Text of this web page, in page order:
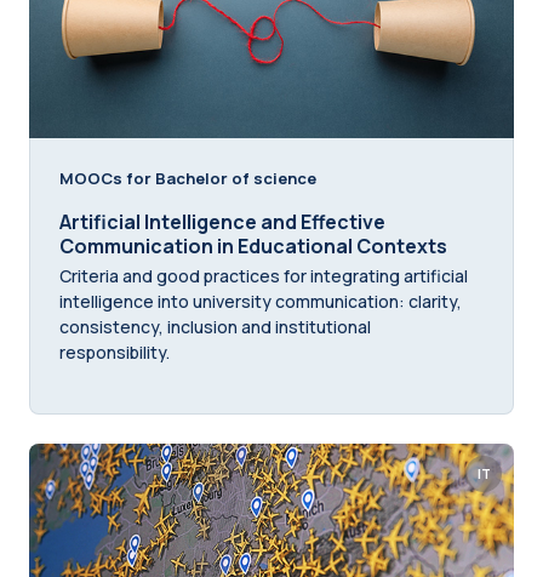
MOOCs for Bachelor of science
Artificial Intelligence and Effective
Communication in Educational Contexts
Criteria and good practices for integrating artificial
intelligence into university communication: clarity,
consistency, inclusion and institutional
responsibility.
IT